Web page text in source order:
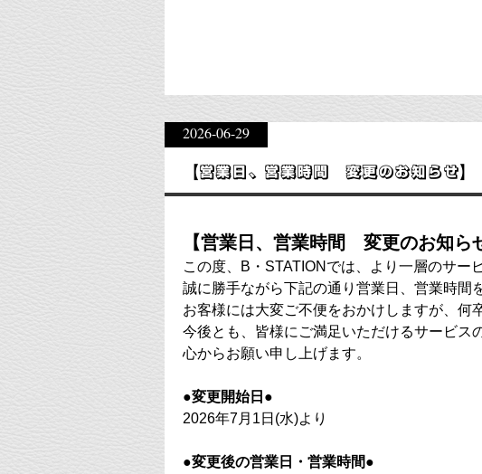
【営業日、営業時間 変更のお知らせ】
2026-06-29
【営業日、営業時間 変更のお知ら
この度、B・STATIONでは、より一層のサー
誠に勝手ながら下記の通り営業日、営業時間
お客様には大変ご不便をおかけしますが、何
今後とも、皆様にご満足いただけるサービス
心からお願い申し上げます。
●変更開始日 ●
2026年7月1日(水)より
●変更後の営業日・営業時間●